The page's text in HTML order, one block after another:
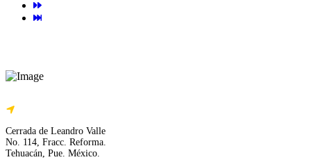
Cerrada de Leandro Valle
No. 114, Fracc. Reforma.
Tehuacán, Pue. México.